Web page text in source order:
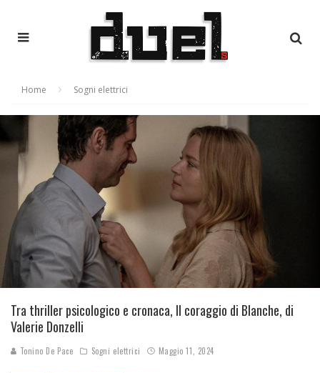
Home Sogni elettrici
Tra thriller psicologico e cronaca, Il coraggio di Blanche, di
Valerie Donzelli
Tonino De Pace Sogni elettrici Maggio 11, 2024